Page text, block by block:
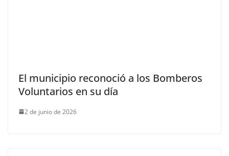
El municipio reconoció a los Bomberos
Voluntarios en su día
2 de junio de 2026